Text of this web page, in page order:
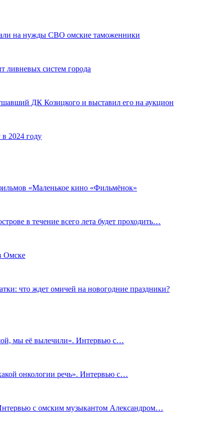
на нужды СВО омские таможенники
ливневых систем города
ДК Козицкого и выставил его на аукцион
2024 году
«Маленькое кино «Фильмёнок»
в течение всего лета будет проходить…
Омске
что ждет омичей на новогодние праздники?
мы её вылечили». Интервью с…
онкологии речь». Интервью с…
с омским музыкантом Александром…